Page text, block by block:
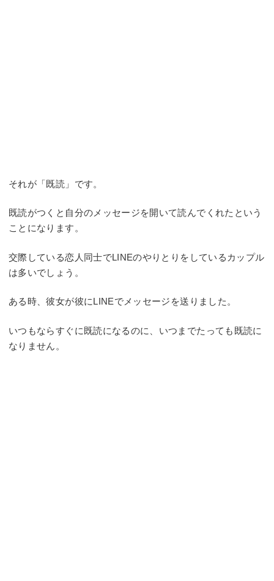
それが「既読」です。
既読がつくと自分のメッセージを開いて読んでくれたという
ことになります。
交際している恋人同士でLINEのやりとりをしているカップル
は多いでしょう。
ある時、彼女が彼にLINEでメッセージを送りました。
いつもならすぐに既読になるのに、いつまでたっても既読に
なりません。